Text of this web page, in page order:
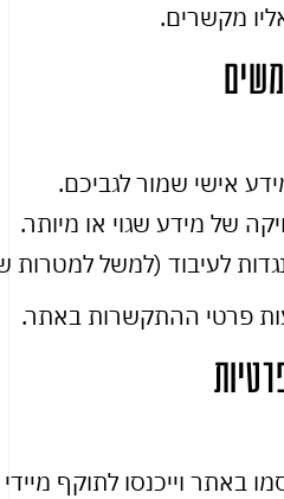
מקשרים.
אישי שמור לגביכם.
של מידע שגוי או מיותר.
לעיבוד (למשל למטרות
פרטי ההתקשרות באתר.
באתר וייכנסו לתוקף